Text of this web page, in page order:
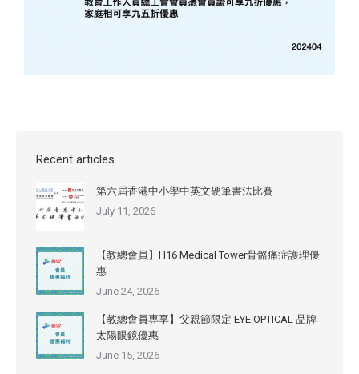
Recent articles
第六屆香港中小學中英文硬筆書法比賽
July 11, 2026
【教總會員】H16 Medical Tower骨骼痛症護理優
惠
June 24, 2026
【教總會員專享】父親節限定 EYE OPTICAL 品牌
太陽眼鏡優惠
June 15, 2026